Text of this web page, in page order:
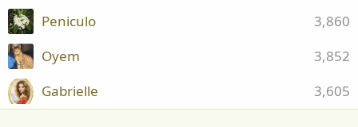
3,860
Peniculo
3,852
Oyem
3,605
Gabrielle